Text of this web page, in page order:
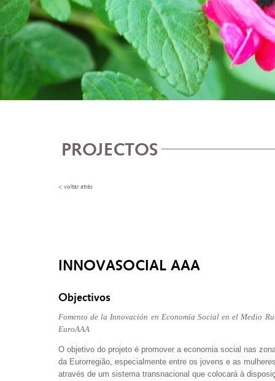
PROJECTOS
< voltar atrás
INNOVASOCIAL AAA
Objectivos
Fomento de la Innovación en Economía Social en el Medio
EuroAAA
O objetivo do projeto é promover a economia social nas
da Eurorregião, especialmente entre os jovens e as
através de um sistema transnacional que colocará à